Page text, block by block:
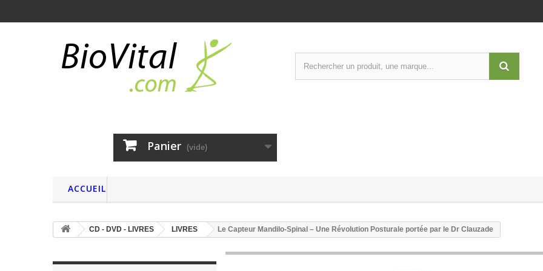
Panier (vide)
ACCUEIL
CD - DVD - LIVRES LIVRES Le Capteur Mandilo-Spinal – Une Révolution Posturale portée par le Dr Clauzade